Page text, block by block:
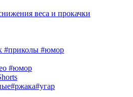
веса и прокачки
#приколы #юмор
#юмор